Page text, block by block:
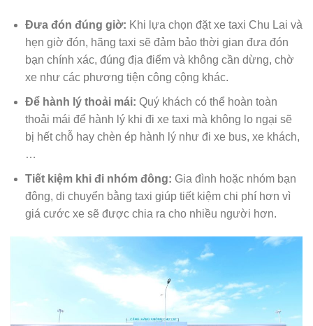
Đưa đón đúng giờ: Khi lựa chọn đặt xe taxi Chu Lai và
hẹn giờ đón, hãng taxi sẽ đảm bảo thời gian đưa đón
bạn chính xác, đúng địa điểm và không cần dừng, chờ
xe như các phương tiện công cộng khác.
Để hành lý thoải mái: Quý khách có thể hoàn toàn
thoải mái để hành lý khi đi xe taxi mà không lo ngại sẽ
bị hết chỗ hay chèn ép hành lý như đi xe bus, xe khách,
…
Tiết kiệm khi đi nhóm đông: Gia đình hoặc nhóm bạn
đông, di chuyển bằng taxi giúp tiết kiệm chi phí hơn vì
giá cước xe sẽ được chia ra cho nhiều người hơn.